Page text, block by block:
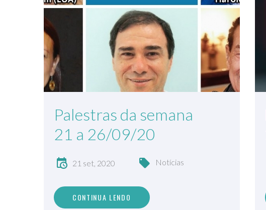
Palestras da semana
21 a 26/09/20
21 set, 2020 Notícias
CONTINUA LENDO